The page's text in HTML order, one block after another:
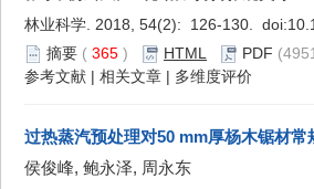
林业科学. 2018, 54(2): 126-130. doi:
摘要 ( 365 ) HTML PDF
参考文献 | 相关文章 | 多维度评价
过热蒸汽预处理对50 mm厚杨木锯材常
侯俊峰, 鲍永泽, 周永东